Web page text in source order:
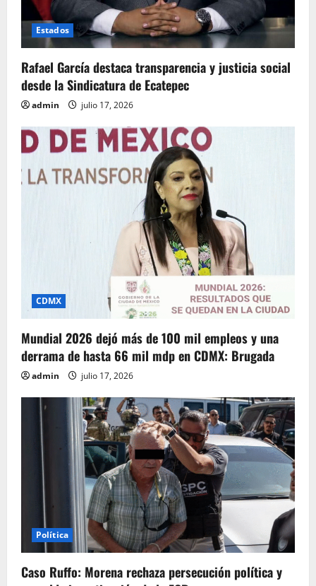
Estados
Rafael García destaca transparencia y justicia social
desde la Sindicatura de Ecatepec
admin julio 17, 2026
CDMX
Mundial 2026 dejó más de 100 mil empleos y una
derrama de hasta 66 mil mdp en CDMX: Brugada
admin julio 17, 2026
Política
Caso Ruffo: Morena rechaza persecución política y